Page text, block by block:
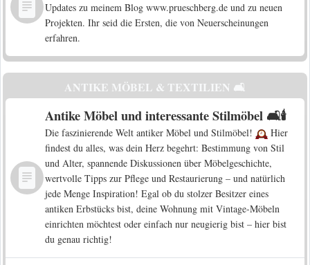
Updates zu meinem Blog www.prueschberg.de und zu neuen
Projekten. Ihr seid die Ersten, die von Neuerscheinungen
erfahren.
ANTIKE MÖBEL & TEXTILIEN 🛋️
Antike Möbel und interessante Stilmöbel 🛋️🕯️
Die faszinierende Welt antiker Möbel und Stilmöbel!
Hier
findest du alles, was dein Herz begehrt: Bestimmung von Stil
und Alter, spannende Diskussionen über Möbelgeschichte,
wertvolle Tipps zur Pflege und Restaurierung – und natürlich
jede Menge Inspiration! Egal ob du stolzer Besitzer eines
antiken Erbstücks bist, deine Wohnung mit Vintage-Möbeln
einrichten möchtest oder einfach nur neugierig bist – hier bist
du genau richtig!